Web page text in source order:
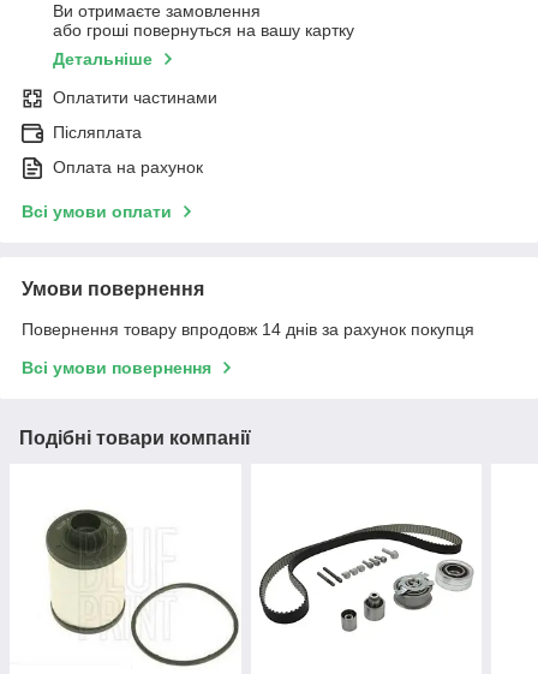
Ви отримаєте замовлення
або гроші повернуться на вашу картку
Детальніше
Оплатити частинами
Післяплата
Оплата на рахунок
Всі умови оплати
Умови повернення
Повернення товару впродовж 14 днів за рахунок покупця
Всі умови повернення
Подібні товари компанії